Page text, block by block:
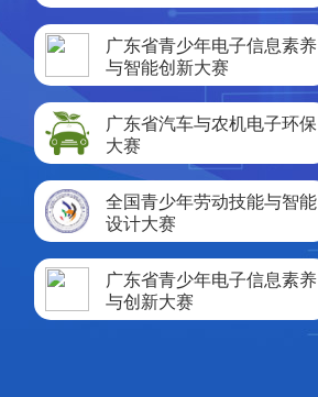
广东省青少年电子信息素养
与智能创新大赛
广东省汽车与农机电子环保
大赛
全国青少年劳动技能与智能
设计大赛
广东省青少年电子信息素养
与创新大赛